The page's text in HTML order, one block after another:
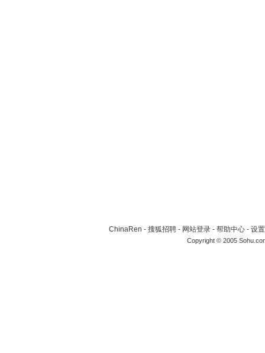
ChinaRen - 搜狐招聘 - 网站登录 - 帮助中心 - 设
Copyright © 2005